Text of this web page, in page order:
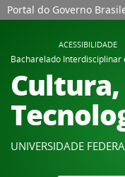
Portal do Governo
ACESSIBILIDADE
Bacharelado Interdisciplinar
UNIVERSIDADE